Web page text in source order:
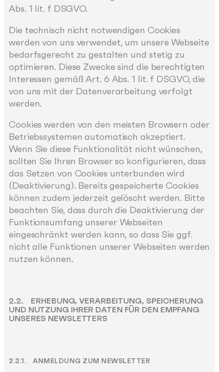
Abs. 1 lit. f DSGVO.
Die technisch nicht notwendigen Cookies
werden von uns verwendet, um unsere Webseite
bedarfsgerecht zu gestalten und stetig zu
optimieren. Diese Zwecke sind die berechtigten
Interessen gemäß Art. 6 Abs. 1 lit. f DSGVO, die
von uns mit der Datenverarbeitung verfolgt
werden.
Cookies werden von den meisten Browsern oder
Betriebssystemen automatisch akzeptiert.
Wenn Sie diese Funktionalität nicht wünschen,
sollten Sie Ihren Browser so konfigurieren, dass
das Setzen von Cookies unterbunden wird
(Deaktivierung). Bereits gespeicherte Cookies
können zudem jederzeit gelöscht werden. Bitte
beachten Sie, dass durch die Deaktivierung der
Funktionsumfang unserer Webseiten
eingeschränkt werden kann, so dass Sie ggf.
nicht alle Funktionen unserer Webseiten werden
nutzen können.
2.2. ERHEBUNG, VERARBEITUNG, SPEICHERUNG
UND NUTZUNG IHRER DATEN FÜR DEN EMPFANG
UNSERES NEWSLETTERS
2.2.1. ANMELDUNG ZUM NEWSLETTER